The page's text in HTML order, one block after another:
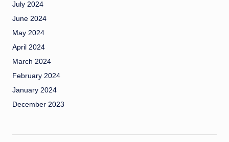
July 2024
June 2024
May 2024
April 2024
March 2024
February 2024
January 2024
December 2023